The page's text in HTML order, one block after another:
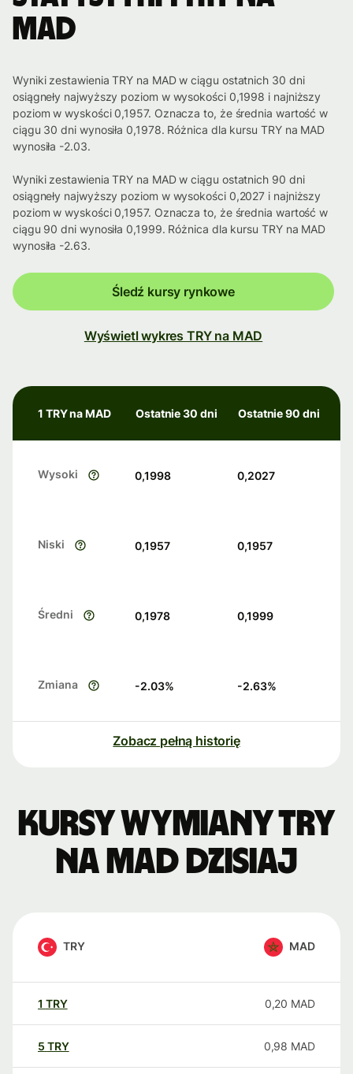
MAD
Wyniki zestawienia TRY na MAD w ciągu ostatnich 30 dni
osiągneły najwyższy poziom w wysokości 0,1998 i najniższy
poziom w wyskości 0,1957. Oznacza to, że średnia wartość w
ciągu 30 dni wynosiła 0,1978. Różnica dla kursu TRY na MAD
wynosiła -2.03.
Wyniki zestawienia TRY na MAD w ciągu ostatnich 90 dni
osiągneły najwyższy poziom w wysokości 0,2027 i najniższy
poziom w wyskości 0,1957. Oznacza to, że średnia wartość w
ciągu 90 dni wynosiła 0,1999. Różnica dla kursu TRY na MAD
wynosiła -2.63.
Śledź kursy rynkowe
Wyświetl wykres TRY na MAD
1 TRY na MAD Ostatnie 30 dni Ostatnie 90 dni
Wysoki 0,1998 0,2027
Niski 0,1957 0,1957
Średni 0,1978 0,1999
Zmiana -2.03% -2.63%
Zobacz pełną historię
Kursy wymiany TRY
na MAD dzisiaj
TRY MAD
1 TRY 0,20 MAD
5 TRY 0,98 MAD